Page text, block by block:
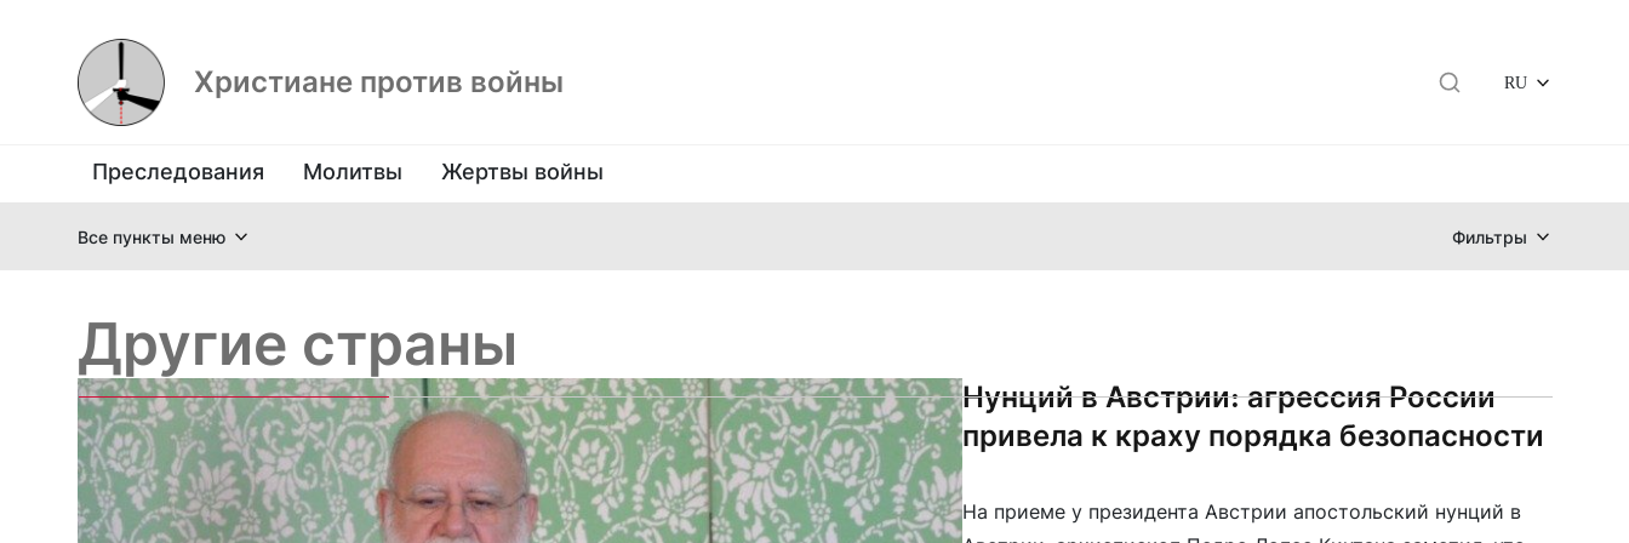
Христиане против войны RU
Преследования Молитвы Жертвы войны
Все пункты меню Фильтры
Другие страны
Нунций в Австрии: агрессия России
привела к краху порядка безопасности
На приеме у президента Австрии апостольский нунций в